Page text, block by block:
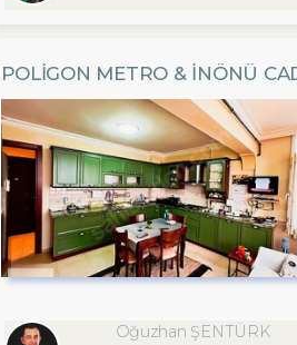
POLİGON METRO & İNÖNÜ
Oğuzhan ŞENTÜRK